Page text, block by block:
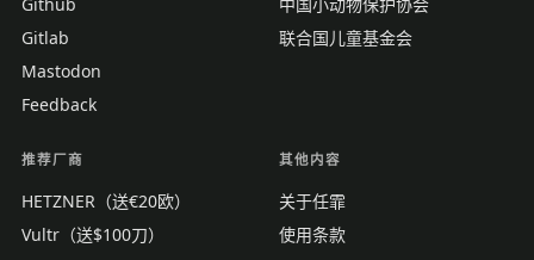
Gitlab
Mastodon
Feedback
联合国儿童基金会
推荐厂商
HETZNER（送€20欧）
Vultr（送$100刀）
其他内容
关于任霏
使用条款